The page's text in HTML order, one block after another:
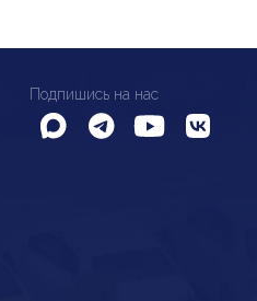
Подпишись на нас